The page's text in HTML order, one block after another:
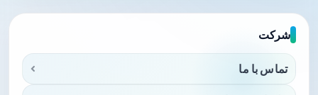
شرکت
تماس با ما